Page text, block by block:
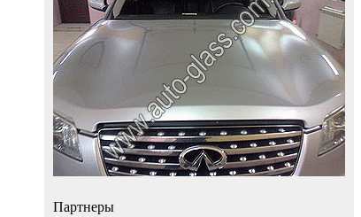
Партнеры